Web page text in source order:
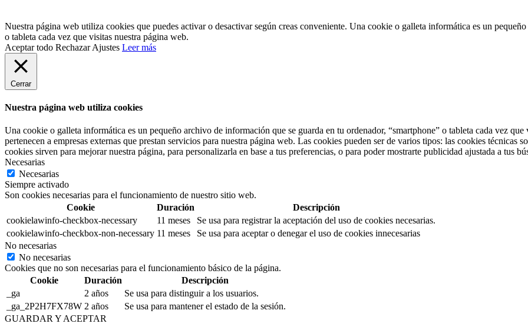
Nuestra página web utiliza cookies que puedes activar o desactivar según creas conveniente. Una cookie o galleta informática es un
o tableta cada vez que visitas nuestra página web.
Aceptar todo Rechazar Ajustes Leer más
Cerrar
Nuestra página web utiliza cookies
Una cookie o galleta informática es un pequeño archivo de información que se guarda en tu ordenador, “smartphone” o tableta cada vez
pertenecen a empresas externas que prestan servicios para nuestra página web. Las cookies pueden ser de varios tipos: las cookies técnicas
cookies sirven para mejorar nuestra página, para personalizarla en base a tus preferencias, o para poder mostrarte publicidad ajustada a tus
Necesarias
Necesarias
Siempre activado
Son cookies necesarias para el funcionamiento de nuestro sitio web.
Cookie
Duración
Descripción
cookielawinfo-checkbox-necessary
11 meses
Se usa para registrar la aceptación del uso de cookies necesarias.
cookielawinfo-checkbox-non-necessary 11 meses
Se usa para aceptar o denegar el uso de cookies innecesarias
No necesarias
No necesarias
Cookies que no son necesarias para el funcionamiento básico de la página.
Cookie
Duración
Descripción
_ga
2 años
Se usa para distinguir a los usuarios.
_ga_2P2H7FX78W 2 años
Se usa para mantener el estado de la sesión.
GUARDAR Y ACEPTAR